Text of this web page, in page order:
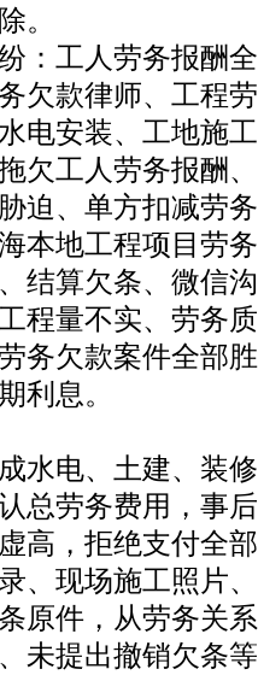
。
：工人劳务报酬
欠款律师、工程
电安装、工地施
欠工人劳务报酬
迫、单方扣减劳
本地工程项目劳
结算欠条、微信
程量不实、劳务
务欠款案件全部
利息。
水电、土建、装
总劳务费用，事
高，拒绝支付全
、现场施工照片
原件，从劳务关
未提出撤销欠条